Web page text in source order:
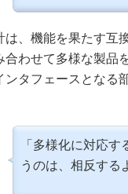
、機能を果たす互
合わせて多様な製品
ンタフェースとなる
「多様化に対応
うのは、相反する